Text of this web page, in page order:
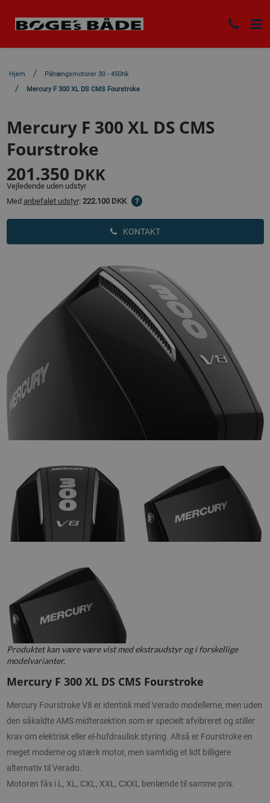
Hjem
Påhængsmotorer 30 - 450hk
Mercury F 300 XL DS CMS Fourstroke
KONTAKT
Produktet kan være være vist med ekstraudstyr og i forskellige
modelvarianter.
Mercury F 300 XL DS CMS Fourstroke
Mercury Fourstroke V8 er identisk med Verado modellerne, men uden
den såkaldte AMS midtersektion som er specielt afvibreret og stiller
krav om elektrisk eller el-hufdraulisk styring. Altså er Fourstroke en
meget moderne og stærk motor, men samtidig et lidt billigere
alternativ til Verado.
Motoren fås i L, XL, CXL, XXL, CXXL benlænde til samme pris.
Mercury F 300 XL DS CMS
Fourstroke
201.350 DKK
Vejledende uden udstyr
Med anbefalet udstyr: 222.100 DKK ?